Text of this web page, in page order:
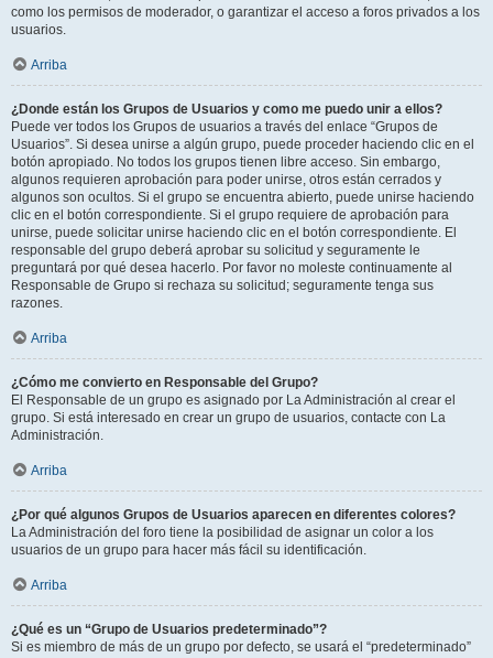
como los permisos de moderador, o garantizar el acceso a foros privados a los
usuarios.
Arriba
¿Donde están los Grupos de Usuarios y como me puedo unir a ellos?
Puede ver todos los Grupos de usuarios a través del enlace “Grupos de
Usuarios”. Si desea unirse a algún grupo, puede proceder haciendo clic en el
botón apropiado. No todos los grupos tienen libre acceso. Sin embargo,
algunos requieren aprobación para poder unirse, otros están cerrados y
algunos son ocultos. Si el grupo se encuentra abierto, puede unirse haciendo
clic en el botón correspondiente. Si el grupo requiere de aprobación para
unirse, puede solicitar unirse haciendo clic en el botón correspondiente. El
responsable del grupo deberá aprobar su solicitud y seguramente le
preguntará por qué desea hacerlo. Por favor no moleste continuamente al
Responsable de Grupo si rechaza su solicitud; seguramente tenga sus
razones.
Arriba
¿Cómo me convierto en Responsable del Grupo?
El Responsable de un grupo es asignado por La Administración al crear el
grupo. Si está interesado en crear un grupo de usuarios, contacte con La
Administración.
Arriba
¿Por qué algunos Grupos de Usuarios aparecen en diferentes colores?
La Administración del foro tiene la posibilidad de asignar un color a los
usuarios de un grupo para hacer más fácil su identificación.
Arriba
¿Qué es un “Grupo de Usuarios predeterminado”?
Si es miembro de más de un grupo por defecto, se usará el “predeterminado”